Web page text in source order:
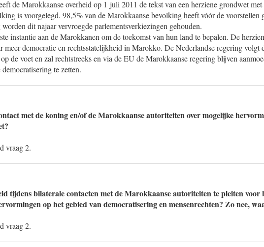
de Marokkaanse overheid op 1 juli 2011 de tekst van een herziene grondwet met
is voorgelegd. 98,5% van de Marokkaanse bevolking heeft vóór de voorstellen
dit najaar vervroegde parlementsverkiezingen gehouden.
instantie aan de Marokkanen om de toekomst van hun land te bepalen. De
meer democratie en rechtsstatelijkheid in Marokko. De Nederlandse regering volgt
de voet en zal rechtstreeks en via de EU de Marokkaanse regering blijven
democratisering te zetten.
met de koning en/of de Marokkaanse autoriteiten over mogelijke
vraag 2.
tijdens bilaterale contacten met de Marokkaanse autoriteiten te pleiten voor
op het gebied van democratisering en mensenrechten? Zo nee,
vraag 2.